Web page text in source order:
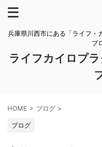
兵庫県川西市にある「ライフ・
ブ
ライフカイロプ
HOME > ブログ >
ブログ